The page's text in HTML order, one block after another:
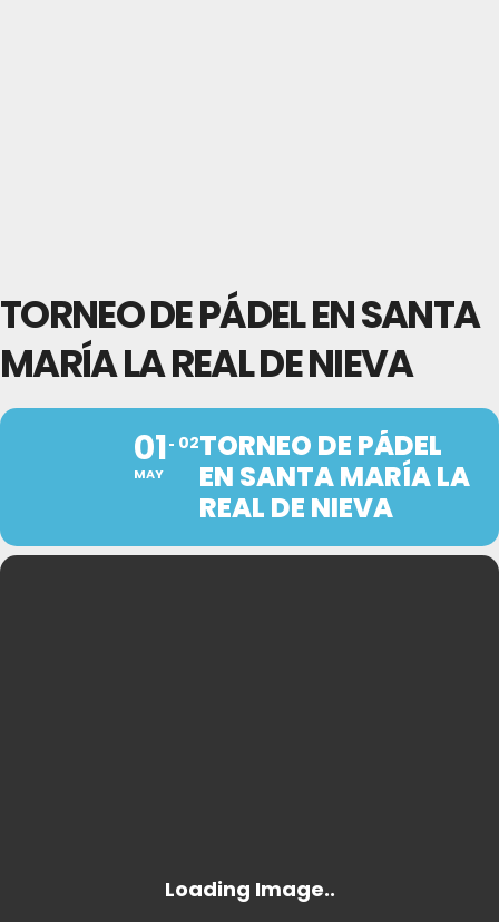
TORNEO DE PÁDEL EN SANTA
MARÍA LA REAL DE NIEVA
01
MAY
02TORNEO DE PÁDEL
EN SANTA MARÍA LA
REAL DE NIEVA